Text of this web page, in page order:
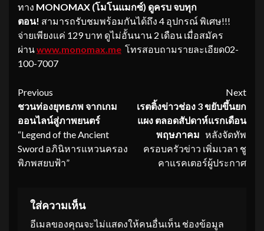
ทาง MONOMAX (โมโนแมกซ์) ดูครบ จบทุก
ตอน! สามารถรับชมพร้อมกันได้ถึง 4 อุปกรณ์ พิเศษ!!!
จ่ายเพียงแค่ 129 บาท ดูไม่อั้นนาน 2 เดือน เมื่อสมัคร
ผ่านwww.monomax.me โทรสอบถามรายละเอียด02-
100-7007
Continue
Reading
Previous
ชวนท่องยุทธภพ จากเกม
ออนไลน์สู่ภาพยนตร์
“Legend of the Ancient
Sword อภินิหารแหวนครอง
พิภพสยบฟ้า”
Next
เรตติ้งข่าวช่อง 3ขยับขึ้นยก
แผง ตลอดสัปดาห์แรกเดือน
พฤษภาคม หลังจัดทัพ
ครอบครัวข่าว เพิ่มเวลา ชู
คาแรคเตอร์ผู้ประกาศ
ใส่ความเห็น
อีเมลของคุณจะไม่แสดงให้คนอื่นเห็น ช่องข้อมูล